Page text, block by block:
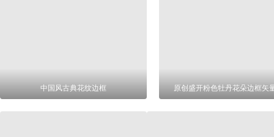
中国风古典花纹边框 原创盛开粉色牡丹花朵边框矢